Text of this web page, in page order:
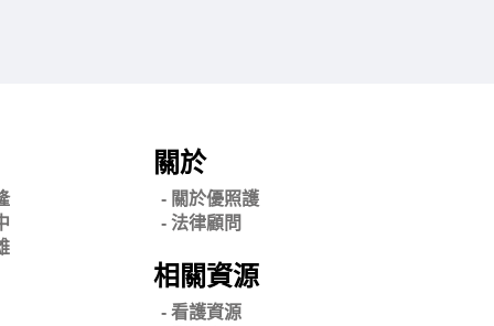
關於
- 關於優照護
-法律顧問
相關資源
- 看護資源